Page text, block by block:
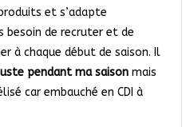
et s’adapte
besoin de recruter et de
à chaque début de saison. Il
pendant ma saison mais
car embauché en CDI à